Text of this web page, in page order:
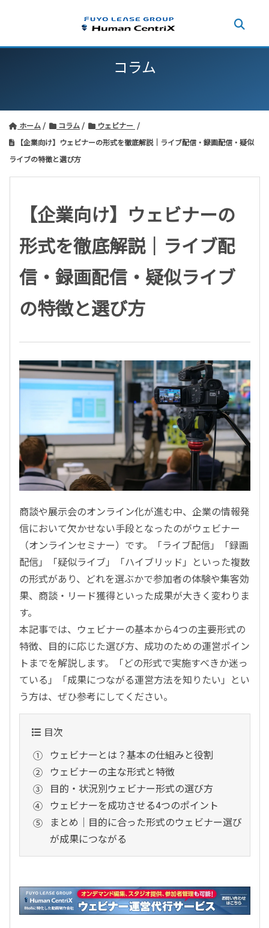
コラム
ホーム コラム
ウェビナー
【企業向け】ウェビナーの形式を徹底解説｜ライブ配信・録画配信・疑似
ライブの特徴と選び方
【企業向け】ウェビナーの
形式を徹底解説｜ライブ配
信・録画配信・疑似ライブ
の特徴と選び方
商談や展示会のオンライン化が進む中、企業の情報発
信において欠かせない手段となったのがウェビナー
（オンラインセミナー）です。「ライブ配信」「録画
配信」「疑似ライブ」「ハイブリッド」といった複数
の形式があり、どれを選ぶかで参加者の体験や集客効
果、商談・リード獲得といった成果が大きく変わりま
す。
本記事では、ウェビナーの基本から4つの主要形式の
特徴、目的に応じた選び方、成功のための運営ポイン
トまでを解説します。「どの形式で実施すべきか迷っ
ている」「成果につながる運営方法を知りたい」とい
う方は、ぜひ参考にしてください。
目次
ウェビナーとは？基本の仕組みと役割
ウェビナーの主な形式と特徴
目的・状況別ウェビナー形式の選び方
ウェビナーを成功させる4つのポイント
まとめ｜目的に合った形式のウェビナー選び
が成果につながる